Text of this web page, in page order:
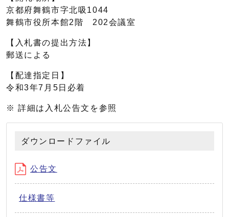
京都府舞鶴市字北吸1044
舞鶴市役所本館2階 202会議室
【入札書の提出方法】
郵送による
【配達指定日】
令和3年7月5日必着
※ 詳細は入札公告文を参照
ダウンロードファイル
公告文
仕様書等